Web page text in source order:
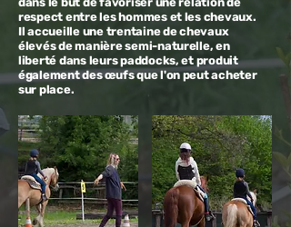
respect entre les hommes et les chevaux.
Il accueille une trentaine de chevaux
élevés de manière semi-naturelle, en
liberté dans leurs paddocks, et produit
également des œufs que l'on peut acheter
sur place.